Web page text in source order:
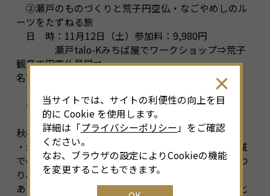
②瀬戸のものづくりと荒子円空仏・なごやめしのル
ーツをたずねる旅
日 時：11月12日（土）参加料：9,980円
瀬戸talo-Kみちば屋でワークショップ⇒荒子
観音で円空仏見学⇒
名古屋最後の溜り醤油蔵元「帝国醸造」見学
申込先：名阪近鉄旅行 TEL052‐563‐7500
秋のイベンは特設サイトにて紹介
・名古屋城本丸御殿の第二期公開が始まった名古屋城
でのSamurai体験＠名古屋城や、第６２回 名古屋まつ
り、やっとかめ文化祭、なごやめし博覧会２０１６、
あいちトリエンナーレ２０１６など、食・芸術と文化
当サイトでは、サイトの利便性の向上を目
的に Cookie を使用します。
詳細は「プライバシーポリシー 」をご確認
ください。
なお、ブラウザの設定によりCookieの機能
を変更することもできます。